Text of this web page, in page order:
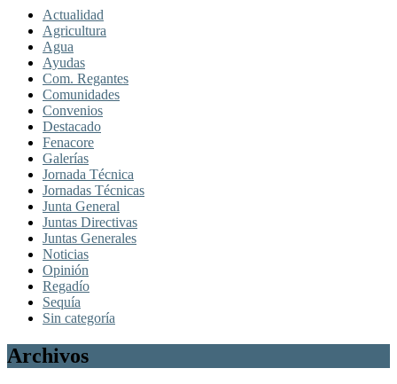
Actualidad
Agricultura
Agua
Ayudas
Com. Regantes
Comunidades
Convenios
Destacado
Fenacore
Galerías
Jornada Técnica
Jornadas Técnicas
Junta General
Juntas Directivas
Juntas Generales
Noticias
Opinión
Regadío
Sequía
Sin categoría
Archivos